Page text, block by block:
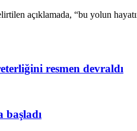
açıklamada, “bu yolun
resmen devraldı
başladı